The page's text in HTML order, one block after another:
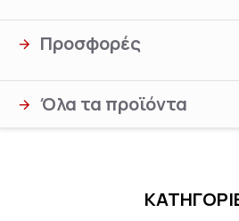
Προσφορές
Όλα τα προϊόντα